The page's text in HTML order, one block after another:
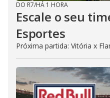
DO R7/HÁ 1 HORA
Escale o seu
Esportes
Próxima partida: Vitória x